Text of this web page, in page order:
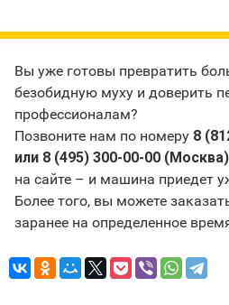
Вы уже готовы превратить
безобидную муху и доверить
профессионалам?
Позвоните нам по номеру 8
или 8 (495) 300-00-00
на сайте – и машина приедет
Более того, вы можете
заранее на определенное